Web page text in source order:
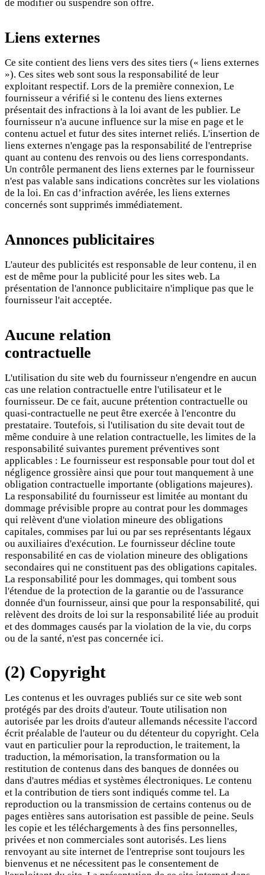
de modifier ou suspendre son offre.
Liens externes
Ce site contient des liens vers des sites tiers (« liens externes
»). Ces sites web sont sous la responsabilité de leur
exploitant respectif. Lors de la première connexion, Le
fournisseur a vérifié si le contenu des liens externes
présentait des infractions à la loi avant de les publier. Le
fournisseur n'a aucune influence sur la mise en page et le
contenu actuel et futur des sites internet reliés. L'insertion de
liens externes n'engage pas la responsabilité de l'entreprise
quant au contenu des renvois ou des liens correspondants.
Un contrôle permanent des liens externes par le fournisseur
n'est pas valable sans indications concrètes sur les violations
de la loi. En cas d’infraction avérée, les liens externes
concernés sont supprimés immédiatement.
Annonces publicitaires
L'auteur des publicités est responsable de leur contenu, il en
est de même pour la publicité pour les sites web. La
présentation de l'annonce publicitaire n'implique pas que le
fournisseur l'ait acceptée.
Aucune relation
contractuelle
L'utilisation du site web du fournisseur n'engendre en aucun
cas une relation contractuelle entre l'utilisateur et le
fournisseur. De ce fait, aucune prétention contractuelle ou
quasi-contractuelle ne peut être exercée à l'encontre du
prestataire. Toutefois, si l'utilisation du site devait tout de
même conduire à une relation contractuelle, les limites de la
responsabilité suivantes purement préventives sont
applicables : Le fournisseur est responsable pour tout dol et
négligence grossière ainsi que pour tout manquement à une
obligation contractuelle importante (obligations majeures).
La responsabilité du fournisseur est limitée au montant du
dommage prévisible propre au contrat pour les dommages
qui relèvent d'une violation mineure des obligations
capitales, commises par lui ou par ses représentants légaux
ou auxiliaires d'exécution. Le fournisseur décline toute
responsabilité en cas de violation mineure des obligations
secondaires qui ne constituent pas des obligations capitales.
La responsabilité pour les dommages, qui tombent sous
l'étendue de la protection de la garantie ou de l'assurance
donnée d'un fournisseur, ainsi que pour la responsabilité, qui
relèvent des droits de loi sur la responsabilité liée au produit
et des dommages causés par la violation de la vie, du corps
ou de la santé, n'est pas concernée ici.
(2) Copyright
Les contenus et les ouvrages publiés sur ce site web sont
protégés par des droits d'auteur. Toute utilisation non
autorisée par les droits d'auteur allemands nécessite l'accord
écrit préalable de l'auteur ou du détenteur du copyright. Cela
vaut en particulier pour la reproduction, le traitement, la
traduction, la mémorisation, la transformation ou la
restitution de contenus dans des banques de données ou
dans d'autres médias et systèmes électroniques. Le contenu
et la contribution de tiers sont indiqués comme tel. La
reproduction ou la transmission de certains contenus ou de
pages entières sans autorisation est passible de peine. Seuls
les copie et les téléchargements à des fins personnelles,
privées et non commerciales sont autorisés. Les liens
renvoyant au site internet de l'entreprise sont toujours les
bienvenus et ne nécessitent pas le consentement de